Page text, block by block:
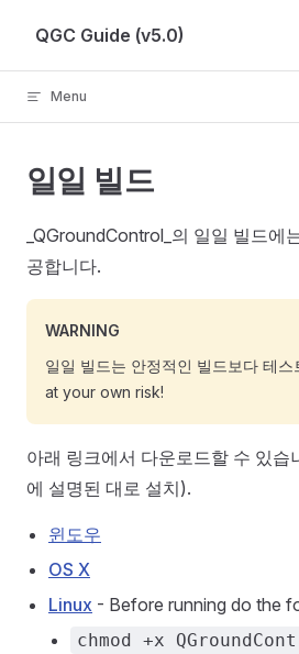
Skip to content
QGC Guide (v5.0)
Menu
일일 빌드
_QGroundControl_의 일일 빌드에
공합니다.
WARNING
일일 빌드는 안정적인 빌드보다 테
at your own risk!
아래 링크에서 다운로드할 수 있습
에 설명된 대로 설치).
윈도우
OS X
Linux - Before running do the
chmod +x